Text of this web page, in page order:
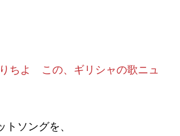
ちよ この、ギリシャの歌ニュ
トソングを、